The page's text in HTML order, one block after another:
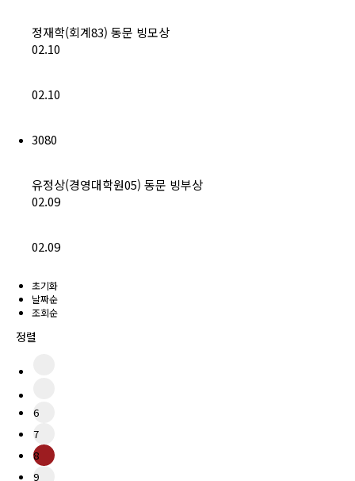
정재학(회계83) 동문 빙모상
02.10
02.10
3080
유정상(경영대학원05) 동문 빙부상
02.09
02.09
초기화
날짜순
조회순
정렬
6
7
8
9